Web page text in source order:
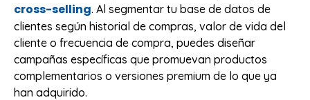
cross-selling. Al segmentar tu base de datos de
clientes según historial de compras, valor de vida del
cliente o frecuencia de compra, puedes diseñar
campañas específicas que promuevan productos
complementarios o versiones premium de lo que ya
han adquirido.